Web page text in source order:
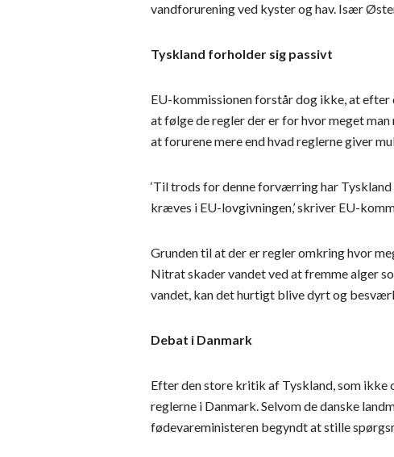
vandforurening ved kyster og hav. Især
Tyskland forholder sig passivt
EU-kommissionen forstår dog ikke, at
at følge de regler der er for hvor meget
at forurene mere end hvad reglerne giver
‘Til trods for denne forværring har
kræves i EU-lovgivningen,’ skriver EU-
Grunden til at der er regler omkring hvor
Nitrat skader vandet ved at fremme alger
vandet, kan det hurtigt blive dyrt og
Debat i Danmark
Efter den store kritik af Tyskland, som ikke
reglerne i Danmark. Selvom de danske
fødevareministeren begyndt at stille